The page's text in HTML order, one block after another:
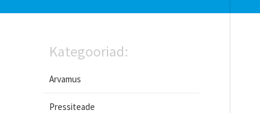
Kategooriad:
Arvamus
Pressiteade